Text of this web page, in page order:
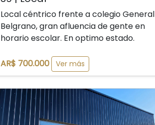
Local céntrico frente a colegio General
Belgrano, gran afluencia de gente en
horario escolar. En optimo estado.
AR$ 700.000 Ver más